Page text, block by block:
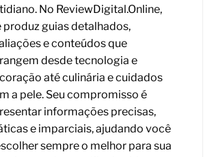
No ReviewDigital.Online,
produz guias detalhados,
e conteúdos que
desde tecnologia e
até culinária e cuidados
a pele. Seu compromisso é
informações precisas,
e imparciais, ajudando você
sempre o melhor para sua